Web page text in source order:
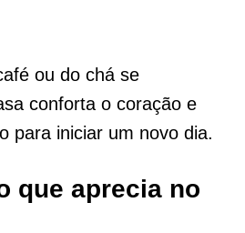
ou do chá se
conforta o coração e
para iniciar um novo dia.
que aprecia no